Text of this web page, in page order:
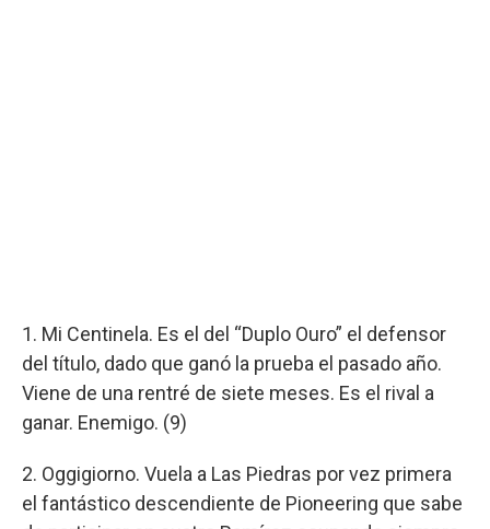
1. Mi Centinela. Es el del “Duplo Ouro” el defensor
del título, dado que ganó la prueba el pasado año.
Viene de una rentré de siete meses. Es el rival a
ganar. Enemigo. (9)
2. Oggigiorno. Vuela a Las Piedras por vez primera
el fantástico descendiente de Pioneering que sabe